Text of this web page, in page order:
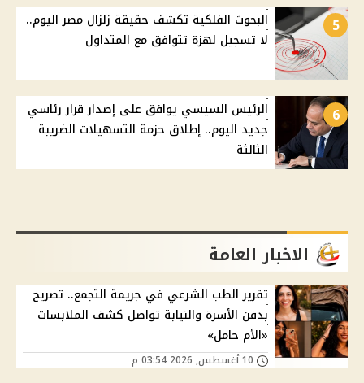
5
البحوث الفلكية تكشف حقيقة زلزال مصر اليوم..
لا تسجيل لهزة تتوافق مع المتداول
6
الرئيس السيسي يوافق على إصدار قرار رئاسي
جديد اليوم.. إطلاق حزمة التسهيلات الضريبة
الثالثة
الاخبار العامة
تقرير الطب الشرعي في جريمة التجمع.. تصريح
بدفن الأسرة والنيابة تواصل كشف الملابسات
«الأم حامل»